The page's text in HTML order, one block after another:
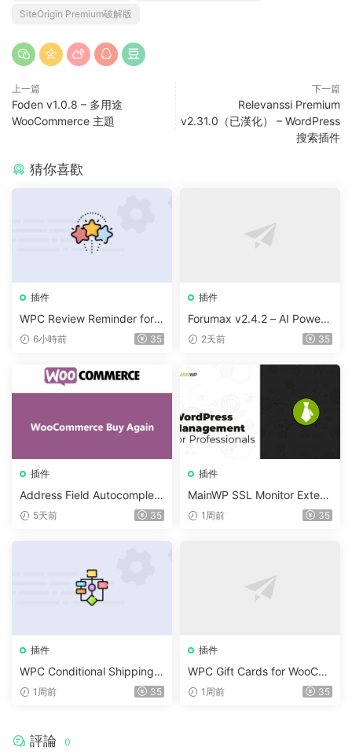
SiteOrigin Premium破解版
上一篇
Foden v1.0.8 – 多用途
WooCommerce 主題
下一篇
Relevanssi Premium
v2.31.0（已漢化） – WordPress
搜索插件
猜你喜歡
插件
WPC Review Reminder for
WooCommerce v1.0.4
6小時前 35
插件
Forumax v2.4.2 – AI Powere
d Advanced Community For
2天前 35
插件
Address Field Autocomplete
For WooCommerce v1.3.2
5天前 35
插件
MainWP SSL Monitor Extens
ion v5.2
1周前 35
插件
WPC Conditional Shipping &
Payments (Premium) v1.0.2
1周前 35
插件
WPC Gift Cards for WooCo
mmerce (Premium) v1.0.2
1周前 35
評論 0